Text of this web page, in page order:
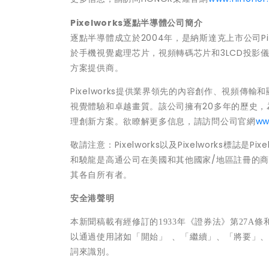
Pixelworks逐點半導體公司簡介
逐點半導體成立於2004年，是納斯達克上市公司
於手機視覺處理芯片，視頻轉碼芯片和3LCD投影
方案提供商。
Pixelworks提供業界領先的內容創作、視頻傳輸
視覺體驗和卓越畫質。該公司擁有20多年的歷史
理創新方案。欲瞭解更多信息，請訪問公司官網
敬請注意：Pixelworks以及Pixelworks標誌是
和驍龍是高通公司在美國和其他國家/地區註冊的
其各自所有者。
安全港聲明
本新聞稿載有經修訂的 1933年《證券法》第27A條
以通過使用諸如
「 開始 」 「繼續 」 「將要 」
詞來識別。